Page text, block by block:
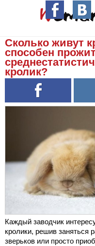
Сколько живут
способен
кролик?
Каждый заводчик
кролики, решив заняться
зверьков или просто